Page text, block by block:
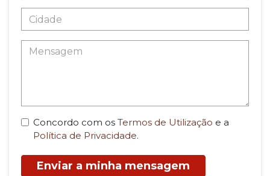
Concordo com os Termos de Utilização e a
Política de Privacidade.
Enviar a minha mensagem